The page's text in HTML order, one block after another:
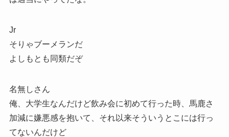
Jr
そりゃブーメランだ
よしもとも同類だぞ
名無しさん
俺、大学生なんだけど飲み会に初めて行った時、馬鹿さ
加減に嫌悪感を抱いて、それ以来そういうとこには行っ
てないんだけど